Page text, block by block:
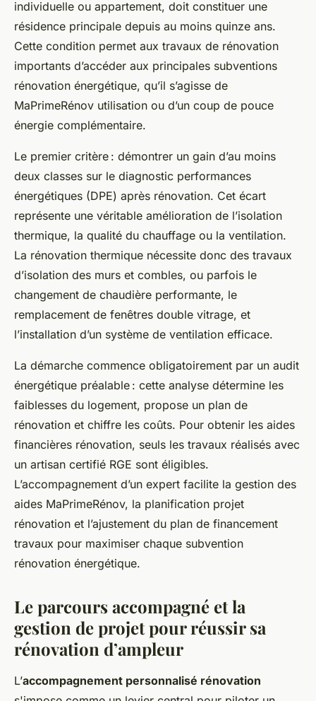
individuelle ou appartement, doit constituer une
résidence principale depuis au moins quinze ans.
Cette condition permet aux travaux de rénovation
importants d’accéder aux principales subventions
rénovation énergétique, qu’il s’agisse de
MaPrimeRénov utilisation ou d’un coup de pouce
énergie complémentaire.
Le premier critère : démontrer un gain d’au moins
deux classes sur le diagnostic performances
énergétiques (DPE) après rénovation. Cet écart
représente une véritable amélioration de l’isolation
thermique, la qualité du chauffage ou la ventilation.
La rénovation thermique nécessite donc des travaux
d’isolation des murs et combles, ou parfois le
changement de chaudière performante, le
remplacement de fenêtres double vitrage, et
l’installation d’un système de ventilation efficace.
La démarche commence obligatoirement par un audit
énergétique préalable : cette analyse détermine les
faiblesses du logement, propose un plan de
rénovation et chiffre les coûts. Pour obtenir les aides
financières rénovation, seuls les travaux réalisés avec
un artisan certifié RGE sont éligibles.
L’accompagnement d’un expert facilite la gestion des
aides MaPrimeRénov, la planification projet
rénovation et l’ajustement du plan de financement
travaux pour maximiser chaque subvention
rénovation énergétique.
Le parcours accompagné et la
gestion de projet pour réussir sa
rénovation d’ampleur
L’accompagnement personnalisé rénovation